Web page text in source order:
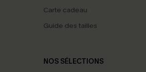
Carte cadeau
Guide des tailles
NOS SÉLECTIONS